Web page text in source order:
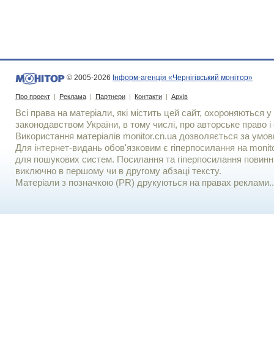
© 2005-2026 Інформ-агенція «Чернігівський монітор»
Про проект | Реклама | Партнери | Контакти | Архів
Всі права на матеріали, які містить цей сайт, охороняються у
законодавством України, в тому числі, про авторське право і
Використання матерiалiв monitor.cn.ua дозволяється за
Для iнтернет-видань обов'язковим є гiперпосилання на
для пошукових систем. Посилання та гіперпосилання
виключно в першому чи в другому абзаці тексту.
Матеріали з позначкою (PR) друкуються на правах реклами..